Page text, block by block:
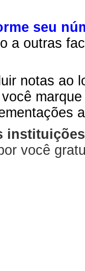
seu
a outras
notas ao
você